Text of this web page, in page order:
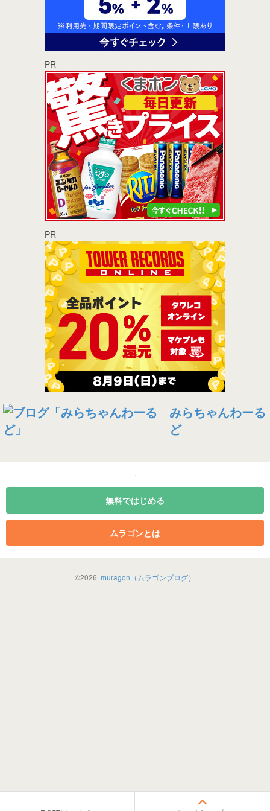
PR
PR
みらちゃんわーる
ど
無料ではじめる
ムラゴンとは
©2026 muragon（ムラゴンブログ）